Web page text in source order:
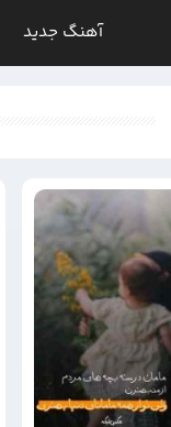
آهنگ جدید